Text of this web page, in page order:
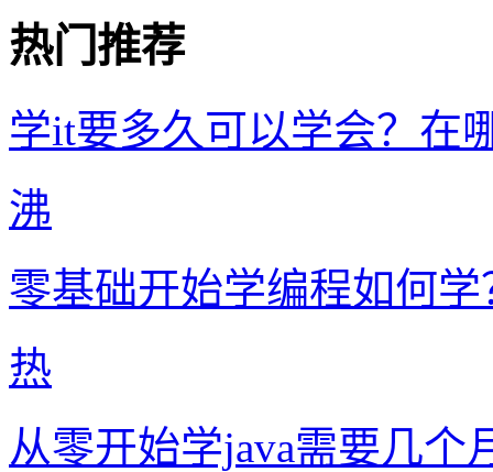
热门推荐
学it要多久可以学会？在
沸
零基础开始学编程如何
热
从零开始学java需要几个